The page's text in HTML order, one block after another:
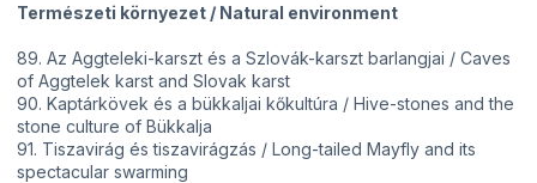
Természeti környezet / Natural environment
89. Az Aggteleki-karszt és a Szlovák-karszt barlangjai / Caves
of Aggtelek karst and Slovak karst
90. Kaptárkövek és a bükkaljai kőkultúra / Hive-stones and the
stone culture of Bükkalja
91. Tiszavirág és tiszavirágzás / Long-tailed Mayfly and its
spectacular swarming